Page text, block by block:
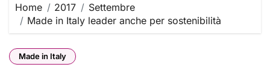
Home 2017
Settembre
Made in Italy leader anche per sostenibilità
Made in Italy